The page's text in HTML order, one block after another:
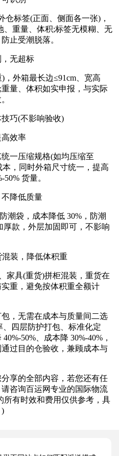
标签(正面、侧面各一张)，
、重量、体积;标签无模糊、无
止受潮脱落。
无超标
外箱最长边≤91cm、宽高
量、体积如实申报，与实际
巧(不影响验收)
效率
一压缩规格(如均压缩至
，同时外箱尺寸统一，提高
货量。
降低质量
袋，成本降低 30%，防潮
款，外层加固即可，不影响
装，降低体积重
具(重货)拼柜混装，重货在
重，避免按体积重全额计
无需在成本与质量间二选
、四层防护打包、标准化定
50%、成本降 30%-40%，
过目的仓验收，兼顾成本与
的全部内容，若您还有任
咨询百运网专业的国际物流
所有时效和费用仅供参考，具
)